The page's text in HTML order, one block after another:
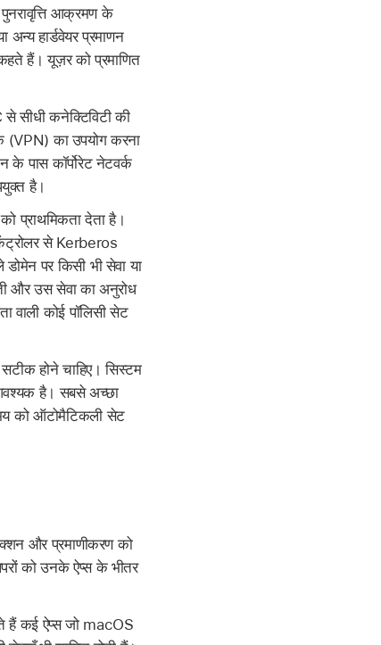
पुनरावृत्ति आक्रमण के
अन्य हार्डवेयर प्रमाणन
हैं। यूज़र को प्रमाणित
सीधी कनेक्टिविटी की
(VPN) का उपयोग करना
पास कॉर्पोरेट नेटवर्क
है।
प्राथमिकता देता है।
से Kerberos
पर किसी भी सेवा या
और उस सेवा का अनुरोध
वाली कोई पॉलिसी सेट
होने चाहिए। सिस्टम
है। सबसे अच्छा
को ऑटोमैटिकली सेट
और प्रमाणीकरण को
को उनके ऐप्स के भीतर
हैं कई ऐप्स जो macOS